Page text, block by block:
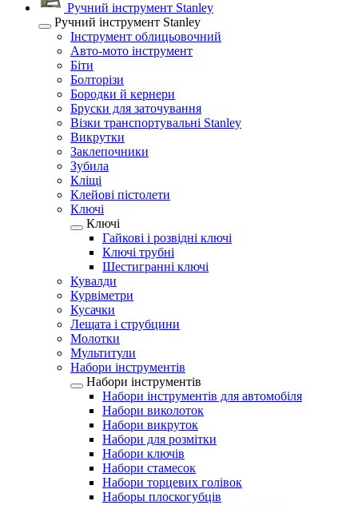
Ручний інструмент Stanley
Ручний інструмент Stanley
Інструмент облицьовочний
Авто-мото інструмент
Біти
Болторізи
Бородки й кернери
Бруски для заточування
Візки транспортувальні Stanley
Викрутки
Заклепочники
Зубила
Кліщі
Клейові пістолети
Ключі
Ключі
Гайкові і розвідні ключі
Ключі трубні
Шестигранні ключі
Кувалди
Курвіметри
Кусачки
Лещата і струбцини
Молотки
Мультитули
Набори інструментів
Набори інструментів
Набори інструментів для автомобіля
Набори виколоток
Набори викруток
Набори для розмітки
Набори ключів
Набори стамесок
Набори торцевих голівок
Наборы плоскогубців